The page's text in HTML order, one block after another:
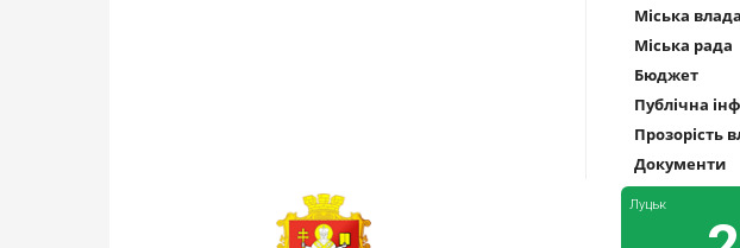
Міська влада
Міська рада
Бюджет
Публічна
Прозорість
Документи